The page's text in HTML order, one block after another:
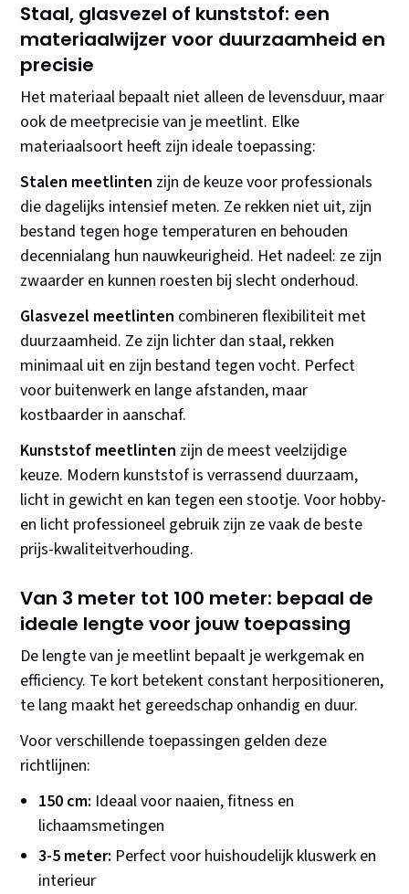
Staal, glasvezel of kunststof: een
materiaalwijzer voor duurzaamheid en
precisie
Het materiaal bepaalt niet alleen de levensduur, maar
ook de meetprecisie van je meetlint. Elke
materiaalsoort heeft zijn ideale toepassing:
Stalen meetlinten zijn de keuze voor professionals
die dagelijks intensief meten. Ze rekken niet uit, zijn
bestand tegen hoge temperaturen en behouden
decennialang hun nauwkeurigheid. Het nadeel: ze zijn
zwaarder en kunnen roesten bij slecht onderhoud.
Glasvezel meetlinten combineren flexibiliteit met
duurzaamheid. Ze zijn lichter dan staal, rekken
minimaal uit en zijn bestand tegen vocht. Perfect
voor buitenwerk en lange afstanden, maar
kostbaarder in aanschaf.
Kunststof meetlinten zijn de meest veelzijdige
keuze. Modern kunststof is verrassend duurzaam,
licht in gewicht en kan tegen een stootje. Voor hobby-
en licht professioneel gebruik zijn ze vaak de beste
prijs-kwaliteitverhouding.
Van 3 meter tot 100 meter: bepaal de
ideale lengte voor jouw toepassing
De lengte van je meetlint bepaalt je werkgemak en
efficiency. Te kort betekent constant herpositioneren,
te lang maakt het gereedschap onhandig en duur.
Voor verschillende toepassingen gelden deze
richtlijnen:
150 cm: Ideaal voor naaien, fitness en
lichaamsmetingen
3-5 meter: Perfect voor huishoudelijk kluswerk en
interieur